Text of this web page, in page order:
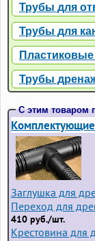
Трубы для
Трубы для
Трубы
С этим товаром
Заглушка для
Переход для
410 руб./шт.
Крестовина для